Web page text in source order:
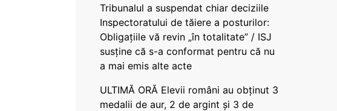
Tribunalul a suspendat chiar deciziile
Inspectoratului de tăiere a posturilor:
Obligațiile vă revin „în totalitate” / ISJ
susține că s-a conformat pentru că nu
a mai emis alte acte
ULTIMĂ ORĂ Elevii români au obținut 3
medalii de aur, 2 de argint și 3 de